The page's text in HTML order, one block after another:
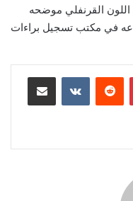
القرنفلي موضحه
في مكتب تسجيل براءات
بينتيريست